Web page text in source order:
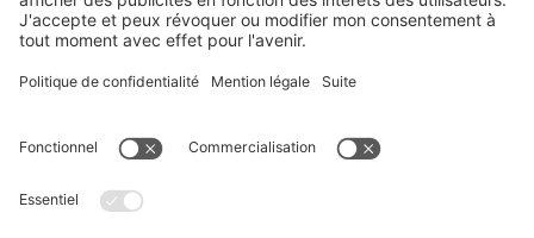
8820 Torhout
Belgique
Téléphone:+32 51 81 96 40